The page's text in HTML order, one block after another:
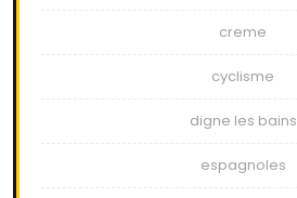
creme
cyclisme
digne les bains
espagnoles